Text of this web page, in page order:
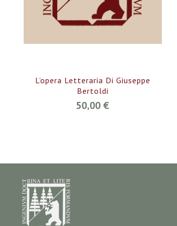
L’opera Letteraria Di Giuseppe
Bertoldi
50,00 €